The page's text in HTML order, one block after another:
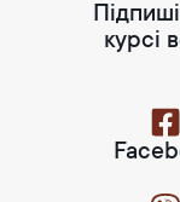
курсі